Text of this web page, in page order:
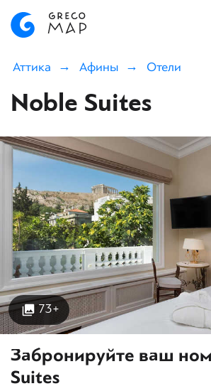
Аттика Афины Отели
Noble Suites
73+
Забронируйте ваш
Suites